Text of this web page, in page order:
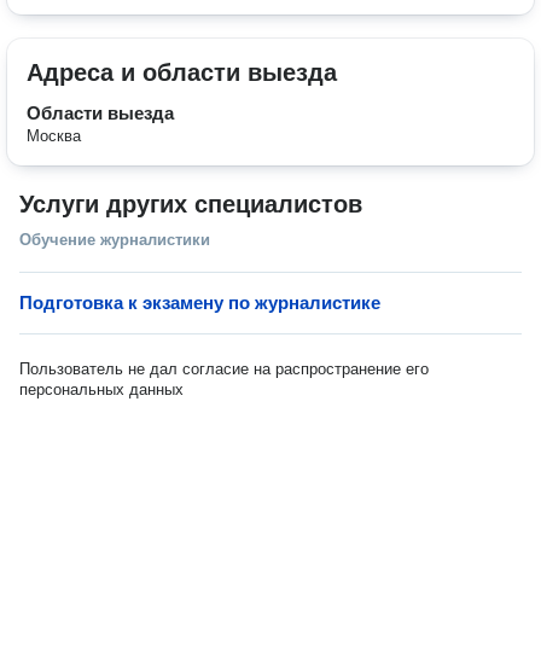
Адреса и области выезда
Области выезда
Москва
Услуги других специалистов
Обучение журналистики
Подготовка к экзамену по журналистике
Пользователь не дал согласие на распространение его
персональных данных